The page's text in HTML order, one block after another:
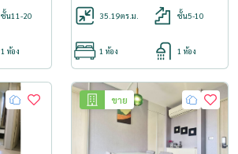
ชั้น11-20
1 ห้อง
35.19ตร.ม. ชั้น5-10
1 ห้อง 1 ห้อง
ขาย